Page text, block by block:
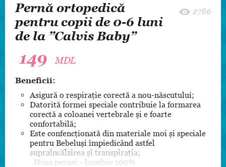
Pernă ortopedică
pentru copii de 0-6 luni
de la ”Calvis Baby”
2786
149 MDL
Beneficii:
Asigură o respirație corectă a nou-născutului;
Datorită formei speciale contribuie la formarea
corectă a coloanei vertebrale și e foarte
confortabilă;
Este confencționată din materiale moi și speciale
pentru Bebeluși împiedicând astfel
supraîncălzirea și transpirația;
Husa pernei - bumbac 100%